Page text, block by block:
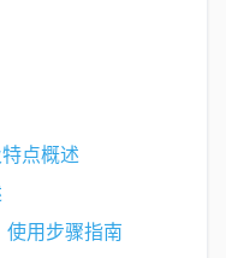
点概述
使用步骤指南